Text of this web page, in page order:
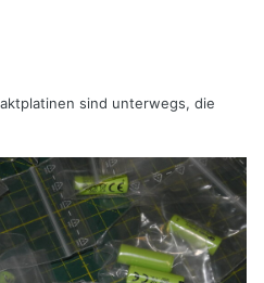
sind unterwegs, die